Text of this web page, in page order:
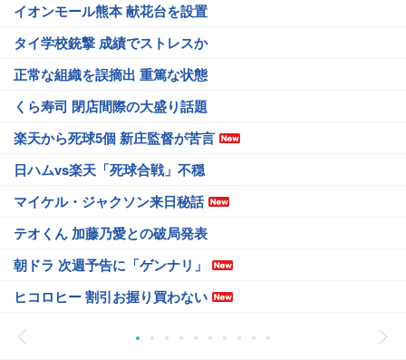
イオンモール熊本 献花台を設置
タイ学校銃撃 成績でストレスか
正常な組織を誤摘出 重篤な状態
くら寿司 閉店間際の大盛り話題
楽天から死球5個 新庄監督が苦言
日ハムvs楽天「死球合戦」不穏
マイケル・ジャクソン来日秘話
テオくん 加藤乃愛との破局発表
朝ドラ 次週予告に「ゲンナリ」
ヒコロヒー 割引お握り買わない